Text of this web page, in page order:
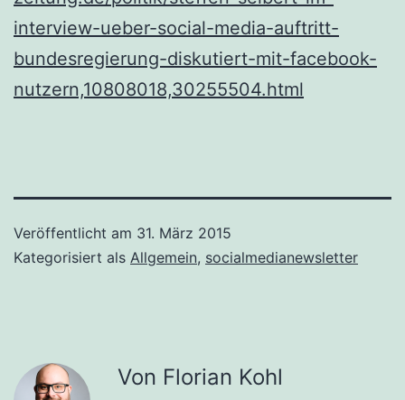
interview-ueber-social-media-auftritt-
bundesregierung-diskutiert-mit-facebook-
nutzern,10808018,30255504.html
Veröffentlicht am 31. März 2015
Kategorisiert als Allgemein, socialmedianewsletter
Von Florian Kohl